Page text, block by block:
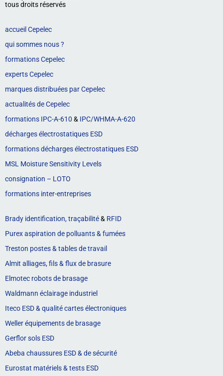
tous droits réservés
accueil Cepelec
qui sommes nous ?
formations Cepelec
experts Cepelec
marques distribuées par Cepelec
actualités de Cepelec
formations IPC-A-610 & IPC/WHMA-A-620
décharges électrostatiques ESD
formations décharges électrostatiques ESD
MSL Moisture Sensitivity Levels
consignation – LOTO
formations inter-entreprises
Brady identification, traçabilité& RFID
Purex aspiration de polluants & fumées
Treston postes & tables de travail
Almit alliages, fils & flux de brasure
Elmotec robots de brasage
Waldmann éclairage industriel
Iteco ESD & qualité cartes électroniques
Weller équipements de brasage
Gerflor sols ESD
Abeba chaussures ESD & de sécurité
Eurostat matériels & tests ESD